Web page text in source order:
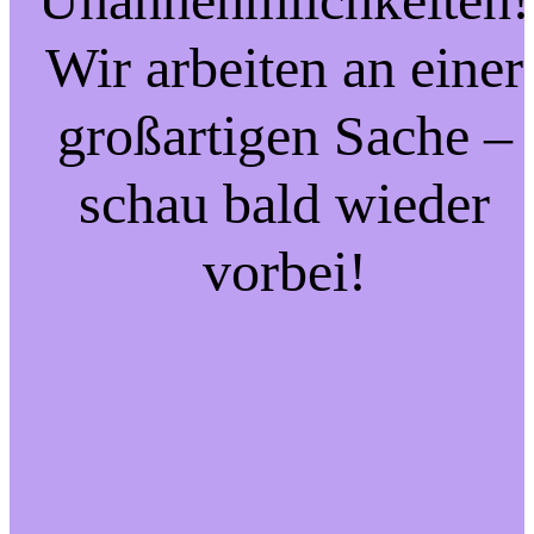
Wir arbeiten an einer
großartigen Sache –
schau bald wieder
vorbei!